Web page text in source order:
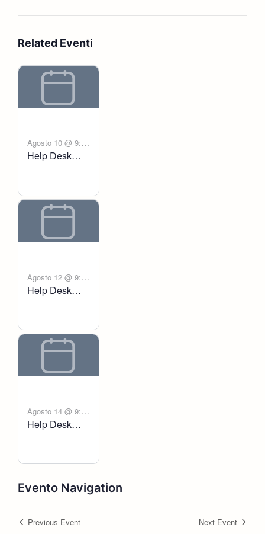
Related Eventi
Agosto 10 @ 9:00
am - 6:00 pm
Help Desk
Agosto 12 @ 9:00
am - 6:00 pm
Help Desk
Agosto 14 @ 9:00
am - 6:00 pm
Help Desk
Evento Navigation
Previous Event Next Event